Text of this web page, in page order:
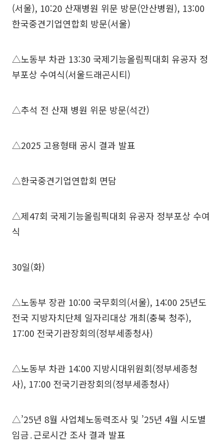
(서울), 10:20 산재병원 위문 방문(안산병원), 13:00
한국중견기업연합회 방문(서울)
△노동부 차관 13:30 국제기능올림픽대회 유공자 정
부포상 수여식(서울드래곤시티)
△추석 전 산재 병원 위문 방문(석간)
△2025 고용형태 공시 결과 발표
△한국중견기업연합회 면담
△제47회 국제기능올림픽대회 유공자 정부포상 수여
식
30일(화)
△노동부 장관 10:00 국무회의(서울), 14:00 25년도
전국 지방자치단체 일자리대상 개최(충북 청주),
17:00 전국기관장회의(정부세종청사)
△노동부 차관 14:00 지방시대위원회(정부세종청
사), 17:00 전국기관장회의(정부세종청사)
△’25년 8월 사업체노동력조사 및 ’25년 4월 시도별
임금․근로시간 조사 결과 발표